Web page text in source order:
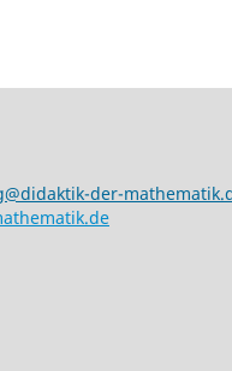
der-